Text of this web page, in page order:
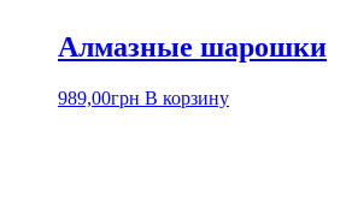
Алмазные шарошки
989,00грн В корзину